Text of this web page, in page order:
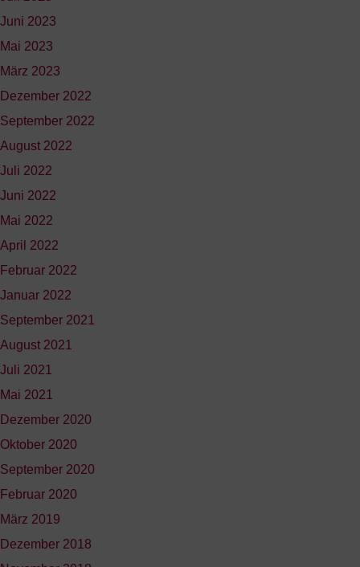
Juni 2023
Mai 2023
März 2023
Dezember 2022
September 2022
August 2022
Juli 2022
Juni 2022
Mai 2022
April 2022
Februar 2022
Januar 2022
September 2021
August 2021
Juli 2021
Mai 2021
Dezember 2020
Oktober 2020
September 2020
Februar 2020
März 2019
Dezember 2018